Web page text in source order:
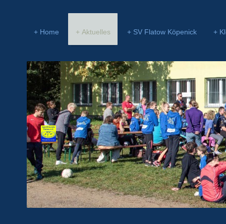
Home Aktuelles SV Flatow Köpenick